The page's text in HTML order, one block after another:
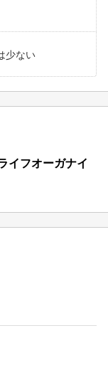
少ない
イフオーガナイ